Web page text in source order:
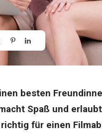
besten
Spaß und
für einen